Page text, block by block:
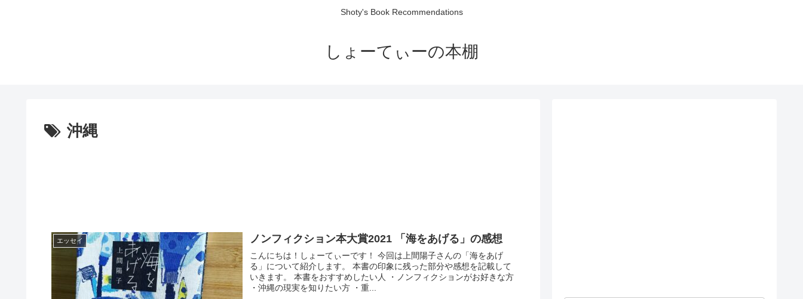
Shoty's Book Recommendations
しょーてぃーの本棚
沖縄
エッセイ ノンフィクション本大賞2021 「海をあげる」の感想
こんにちは！しょーてぃーです！ 今回は上間陽子さんの「海をあげ
る」について紹介します。 本書の印象に残った部分や感想を記載して
いきます。 本書をおすすめしたい人 ・ノンフィクションがお好きな方
・沖縄の現実を知りたい方 ・重...